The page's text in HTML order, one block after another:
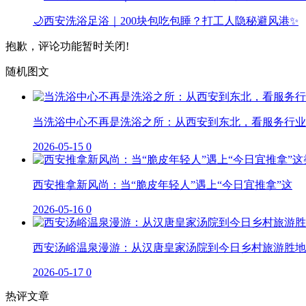
🌙西安洗浴足浴｜200块包吃包睡？打工人隐秘避风港✨
抱歉，评论功能暂时关闭!
随机图文
当洗浴中心不再是洗浴之所：从西安到东北，看服务行
2026-05-15 0
西安推拿新风尚：当“脆皮年轻人”遇上“今日宜推拿”这
2026-05-16 0
西安汤峪温泉漫游：从汉唐皇家汤院到今日乡村旅游胜地
2026-05-17 0
热评文章